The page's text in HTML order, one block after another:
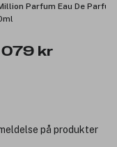
Parfum Eau De Parfum
079 kr
på produkter